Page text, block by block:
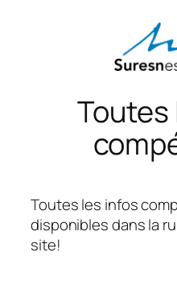
Toutes
Toutes les infos
disponibles dans la
site!